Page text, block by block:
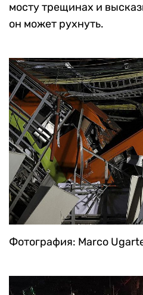
мосту трещинах и
он может рухнуть.
Фотография: Marco